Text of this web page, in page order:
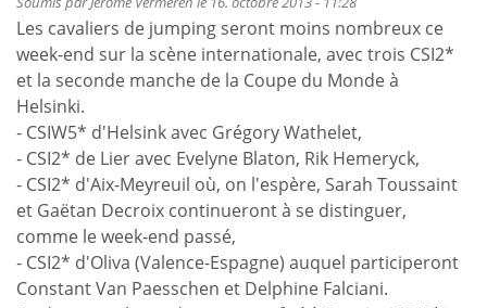
Les cavaliers de jumping seront moins nombreux ce
week-end sur la scène internationale, avec trois CSI2*
et la seconde manche de la Coupe du Monde à
Helsinki.
- CSIW5* d'Helsink avec Grégory Wathelet,
- CSI2* de Lier avec Evelyne Blaton, Rik Hemeryck,
- CSI2* d'Aix-Meyreuil où, on l'espère, Sarah Toussaint
et Gaëtan Decroix continueront à se distinguer,
comme le week-end passé,
- CSI2* d'Oliva (Valence-Espagne) auquel participeront
Constant Van Paesschen et Delphine Falciani.